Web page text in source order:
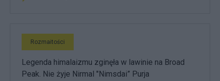
Rozmaitości
Legenda himalaizmu zginęła w lawinie na Broad
Peak. Nie żyje Nirmal "Nimsdai” Purja